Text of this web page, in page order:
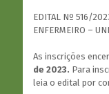
EDITAL Nº 516/
ENFERMEIRO –
As inscrições
de 2023. Para
leia o edital por